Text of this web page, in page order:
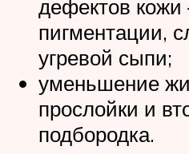
дефектов
пигментации,
угревой сыпи;
уменьшение
прослойки и
подбородка.